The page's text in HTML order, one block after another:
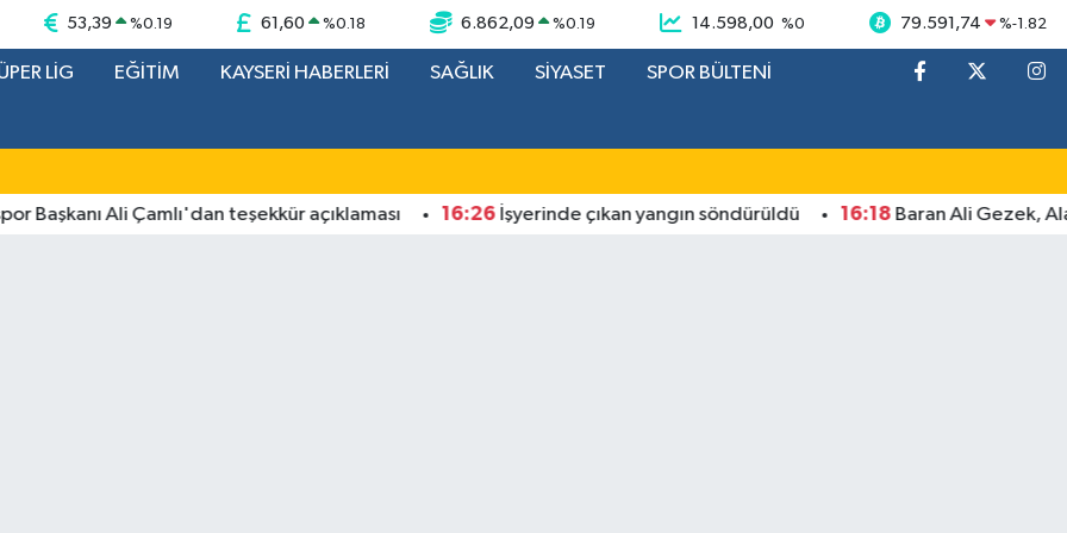
53,39 %0.19 61,60 %0.18 6.862,09 %0.19 14.598,00 %0 79.591,74 %-1.82
LİG EĞİTİM KAYSERİ HABERLERİ SAĞLIK SİYASET SPOR BÜLTENİ
Ali Çamlı'dan teşekkür açıklaması 16:26 İşyerinde çıkan yangın söndürüldü 16:18 Baran Ali Gezek,